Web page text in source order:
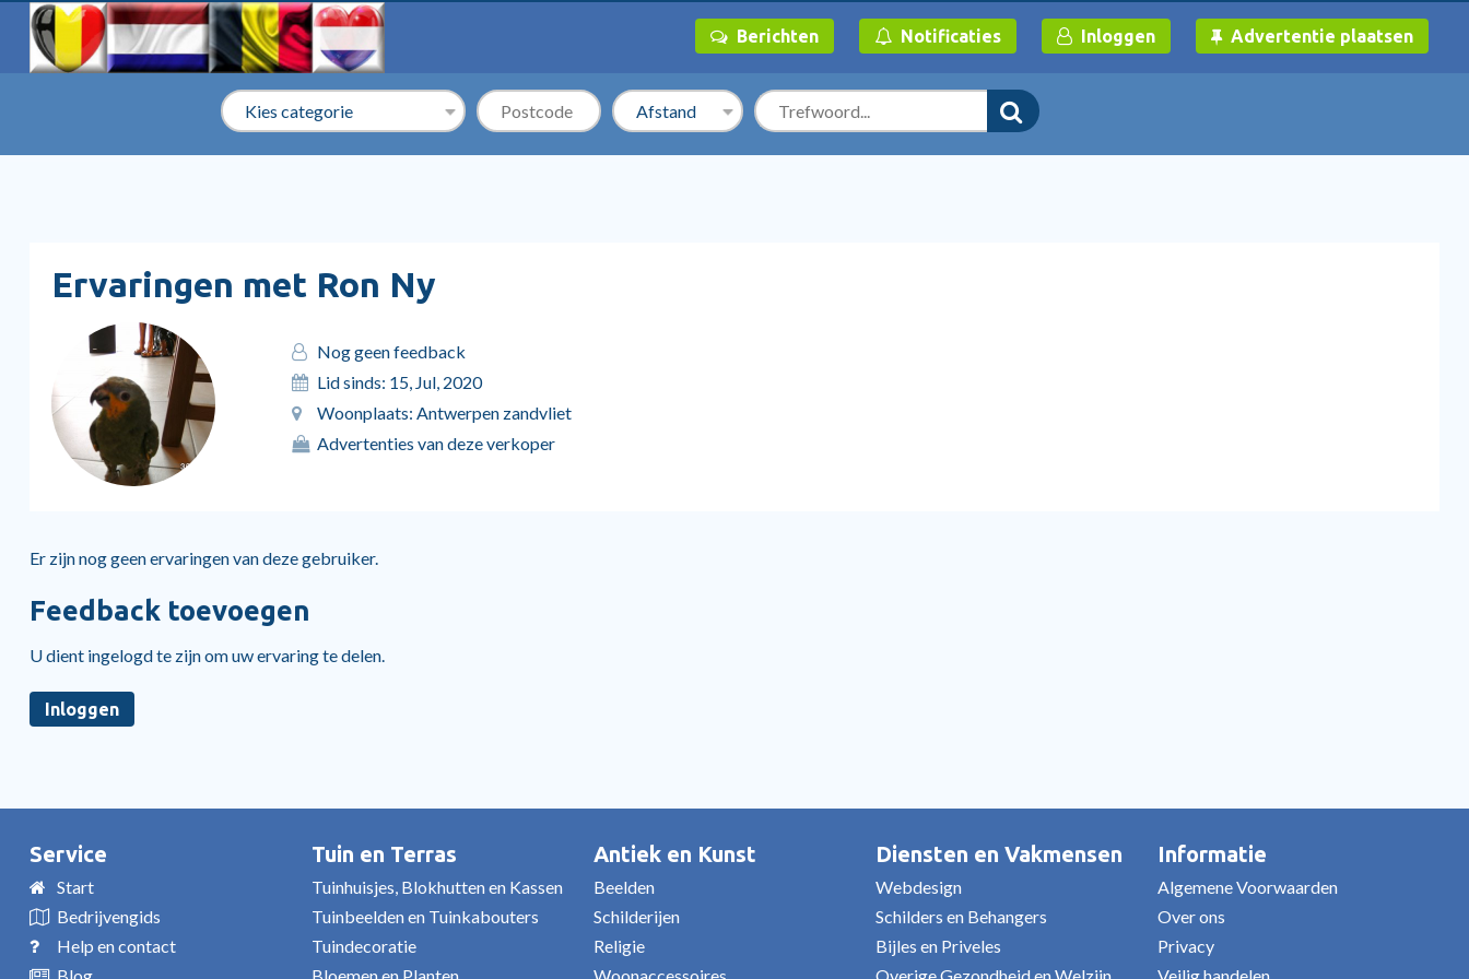
Berichten Notificaties Inloggen Advertentie plaatsen
Ervaringen met Ron Ny
Nog geen feedback
Lid sinds: 15, Jul, 2020
Woonplaats: Antwerpen zandvliet
Advertenties van deze verkoper
Er zijn nog geen ervaringen van deze gebruiker.
Feedback toevoegen
U dient ingelogd te zijn om uw ervaring te delen.
Inloggen
Service
Start
Bedrijvengids
Help en contact
Tuin en Terras
Tuinhuisjes, Blokhutten en Kassen
Tuinbeelden en Tuinkabouters
Tuindecoratie
Antiek en Kunst
Beelden
Schilderijen
Religie
Diensten en Vakmensen
Webdesign
Schilders en Behangers
Bijles en Priveles
Informatie
Algemene Voorwaarden
Over ons
Privacy